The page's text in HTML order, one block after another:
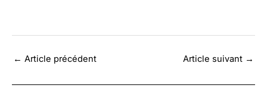
← Article précédent Article suivant →